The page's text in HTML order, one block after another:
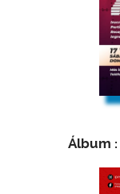
Álbum :